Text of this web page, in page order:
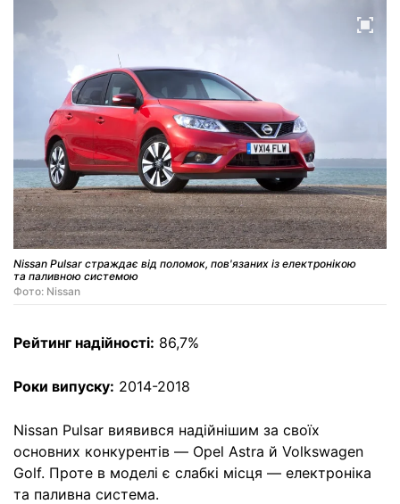
Nissan Pulsar страждає від поломок, пов'язаних із електронікою
та паливною системою
Фото: Nissan
Рейтинг надійності: 86,7%
Роки випуску: 2014-2018
Nissan Pulsar виявився надійнішим за своїх
основних конкурентів — Opel Astra й Volkswagen
Golf. Проте в моделі є слабкі місця — електроніка
та паливна система.